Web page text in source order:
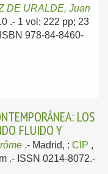
DE URALDE, Juan
.- 1 vol; 222 pp; 23
978-84-8460-
LOS
FLUIDO Y
.- Madrid, : CIP ,
.- ISSN 0214-8072.-